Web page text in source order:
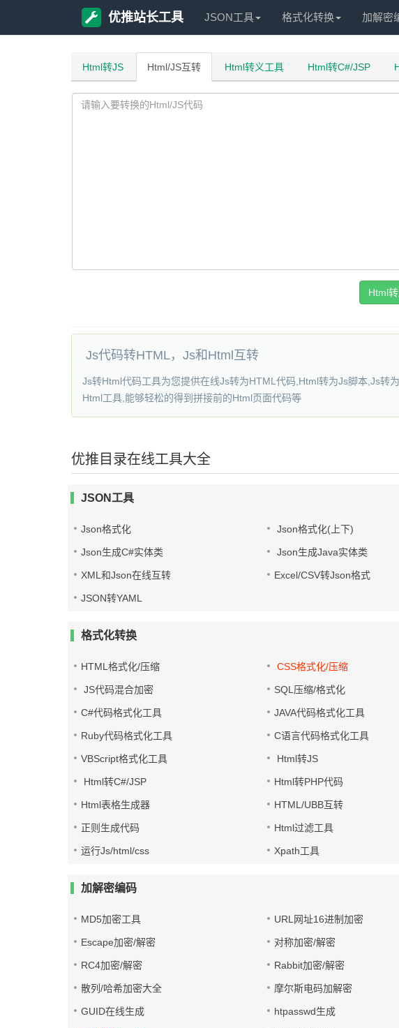
优推站长工具 JSON工具 格式化转换 加解密
Html转JS Html/JS互转 Html转义工具 Html转C#/JSP
Js代码转HTML，Js和Html互转
Js转Html代码工具为您提供在线Js转为HTML代码,Html转为Js脚本,Js
Html工具,能够轻松的得到拼接前的Html页面代码等
优推目录在线工具大全
JSON工具
Json格式化 Json格式化(上下)
Json生成C#实体类 Json生成Java实体类
XML和Json在线互转 Excel/CSV转Json格式
JSON转YAML
格式化转换
HTML格式化/压缩 CSS格式化/压缩
JS代码混合加密 SQL压缩/格式化
C#代码格式化工具 JAVA代码格式化工具
Ruby代码格式化工具 C语言代码格式化工具
VBScript格式化工具 Html转JS
Html转C#/JSP Html转PHP代码
Html表格生成器 HTML/UBB互转
正则生成代码 Html过滤工具
运行Js/html/css Xpath工具
加解密编码
MD5加密工具 URL网址16进制加密
Escape加密/解密 对称加密/解密
RC4加密/解密 Rabbit加密/解密
散列/哈希加密大全 摩尔斯电码加解密
GUID在线生成 htpasswd生成